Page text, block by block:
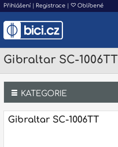
Přihlášení | Registrace | Oblíbené
Gibraltar SC-1006TT
KATEGORIE
Bicí
Gibraltar SC-1006TT